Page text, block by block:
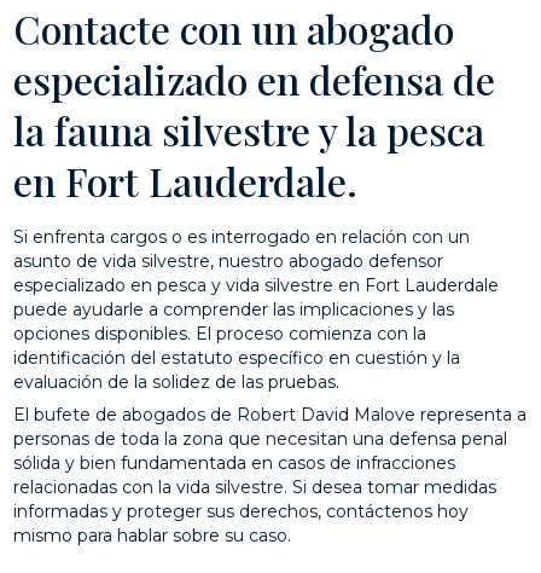
Contacte con un abogado
especializado en defensa de
la fauna silvestre y la pesca
en Fort Lauderdale.
Si enfrenta cargos o es interrogado en relación con un
asunto de vida silvestre, nuestro abogado defensor
especializado en pesca y vida silvestre en Fort Lauderdale
puede ayudarle a comprender las implicaciones y las
opciones disponibles. El proceso comienza con la
identificación del estatuto específico en cuestión y la
evaluación de la solidez de las pruebas.
El bufete de abogados de Robert David Malove representa a
personas de toda la zona que necesitan una defensa penal
sólida y bien fundamentada en casos de infracciones
relacionadas con la vida silvestre. Si desea tomar medidas
informadas y proteger sus derechos, contáctenos hoy
mismo para hablar sobre su caso.